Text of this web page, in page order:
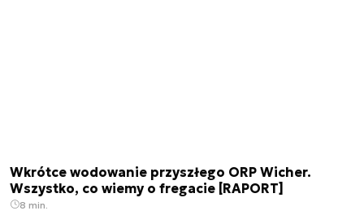
Wkrótce wodowanie przyszłego ORP Wicher.
Wszystko, co wiemy o fregacie [RAPORT]
8 min.